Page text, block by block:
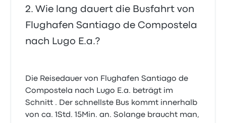
Wie lang dauert die Busfahrt von
Flughafen Santiago de Compostela
nach Lugo E.a.?
Die Reisedauer von Flughafen Santiago de
Compostela nach Lugo E.a. beträgt im
Schnitt . Der schnellste Bus kommt innerhalb
von ca. 1Std. 15Min. an. Solange braucht man,